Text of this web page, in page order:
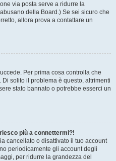
via posta serve a ridurre la
della Board.) Se sei sicuro che
allora prova a contattare un
Per prima cosa controlla che
solito il problema è questo, altrimenti
stato bannato o potrebbe esserci un
più a connettermi?!
cancellato o disattivato il tuo account
periodicamente gli account degli
per ridurre la grandezza del